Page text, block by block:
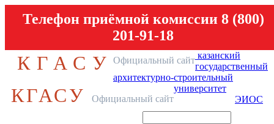
Телефон приёмной комиссии 8 (800)
201-91-18
КГАСУ Официальный сайт казанский
государственный
архитектурно-строительный
университет
КГАСУ Официальный сайт ЭИОС